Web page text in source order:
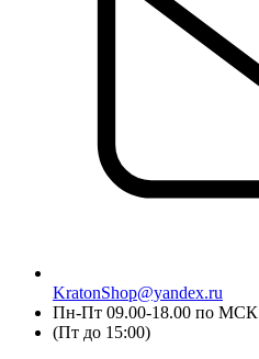
KratonShop@yandex.ru
Пн-Пт 09.00-18.00 по МСК
(Пт до 15:00)